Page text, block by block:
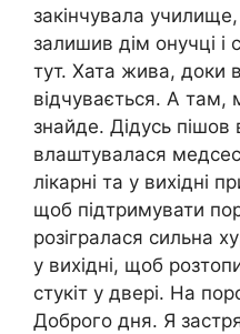
закінчувала
залишив дім онучці і
тут. Хата жива, доки
відчувається. А
знайде. Дідусь пішов
влаштувалася
лікарні та у вихідні
щоб підтримувати
розігралася сильна
у вихідні, щоб
стукіт у двері. На
Доброго дня. Я